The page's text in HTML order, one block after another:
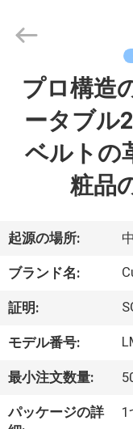
ク
ト
私
達
2017
Chanmy
Cosmeticsプロ構造
ータブル
ベルトの
粧品
起源の場所:
ブランド名:
証明:
モデル番号:
最小注文数量:
パッケージの詳
1